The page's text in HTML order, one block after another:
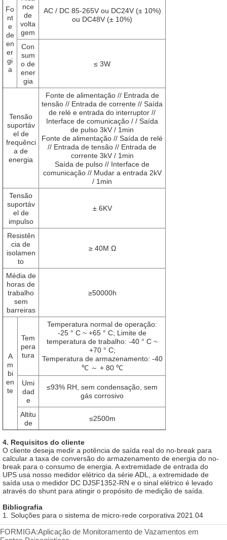
FORMIGA:Aplicação de Monitoramento de Vazamentos em